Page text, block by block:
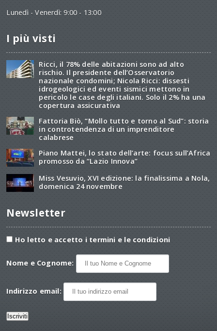
Lunedì - Venerdì: 9:00 - 13:00
I più visti
Ricci, il 78% delle abitazioni sono ad alto
rischio. Il presidente dell’Osservatorio
nazionale condomini; Nicola Ricci: dissesti
idrogeologici ed eventi sismici mettono in
pericolo le case degli italiani. Solo il 2% ha una
copertura assicurativa
Fattoria Biò, “Mollo tutto e torno al Sud”: storia
in controtendenza di un imprenditore
calabrese
Piano Mattei, lo stato dell’arte: focus sull’Africa
promosso da “Lazio Innova”
Miss Vesuvio, XVI edizione: la finalissima a Nola,
domenica 24 novembre
Newsletter
Ho letto e accetto i termini e le condizioni
Nome e Cognome:
Indirizzo email: